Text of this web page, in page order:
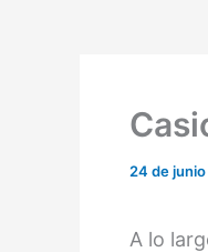
24 de
A lo